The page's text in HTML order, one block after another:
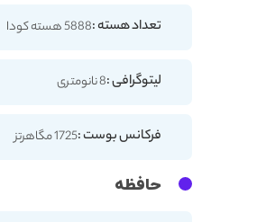
تعداد هسته :5888 هسته کودا
لیتوگرافی :8 نانومتری
فرکانس بوست :1725 مگاهرتز
حافظه